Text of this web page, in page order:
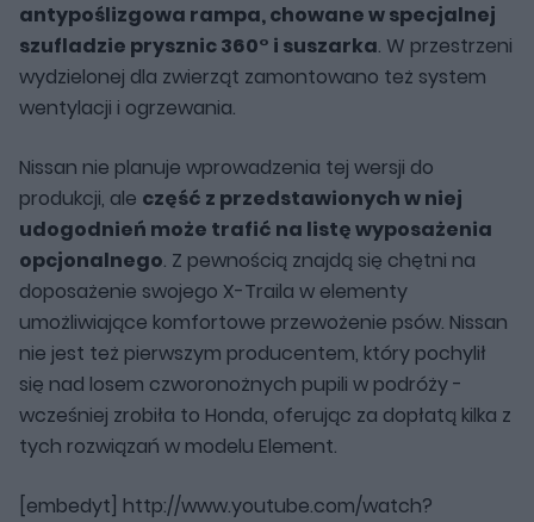
antypoślizgowa rampa, chowane w specjalnej
szufladzie prysznic 360° i suszarka. W przestrzeni
wydzielonej dla zwierząt zamontowano też system
wentylacji i ogrzewania.
Nissan nie planuje wprowadzenia tej wersji do
produkcji, ale część z przedstawionych w niej
udogodnień może trafić na listę wyposażenia
opcjonalnego. Z pewnością znajdą się chętni na
doposażenie swojego X-Traila w elementy
umożliwiające komfortowe przewożenie psów. Nissan
nie jest też pierwszym producentem, który pochylił
się nad losem czworonożnych pupili w podróży -
wcześniej zrobiła to Honda, oferując za dopłatą kilka z
tych rozwiązań w modelu Element.
[embedyt] http://www.youtube.com/watch?